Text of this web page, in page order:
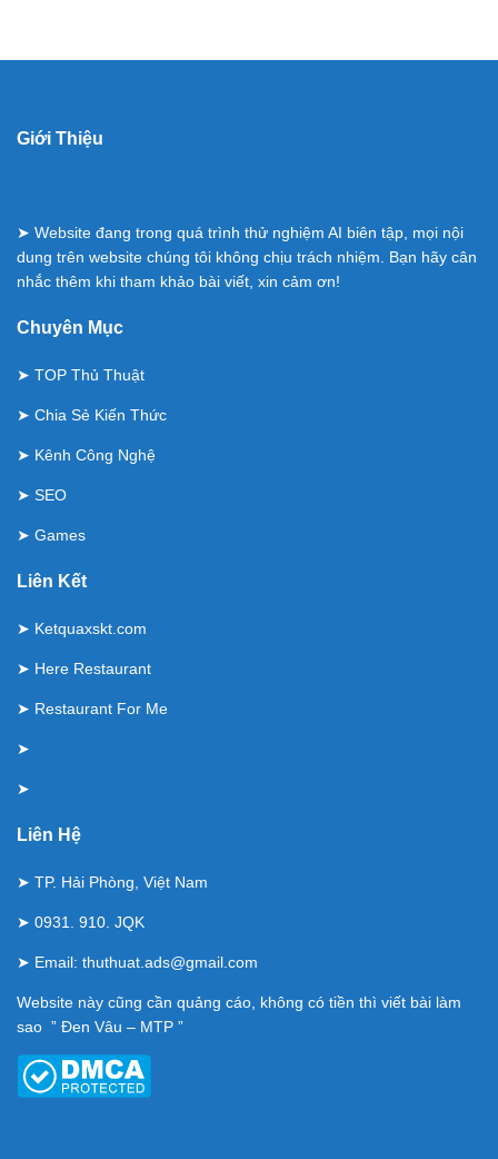
Giới Thiệu
➤ Website đang trong quá trình thử nghiệm AI biên tập, mọi nội
dung trên website chúng tôi không chịu trách nhiệm. Bạn hãy cân
nhắc thêm khi tham khảo bài viết, xin cảm ơn!
Chuyên Mục
➤ TOP Thủ Thuật
➤ Chia Sẻ Kiến Thức
➤ Kênh Công Nghệ
➤ SEO
➤ Games
Liên Kết
➤ Ketquaxskt.com
➤ Here Restaurant
➤ Restaurant For Me
➤
➤
Liên Hệ
➤ TP. Hải Phòng, Việt Nam
➤ 0931. 910. JQK
➤ Email: thuthuat.ads@gmail.com
Website này cũng cần quảng cáo, không có tiền thì viết bài làm
sao ” Đen Vâu – MTP ”